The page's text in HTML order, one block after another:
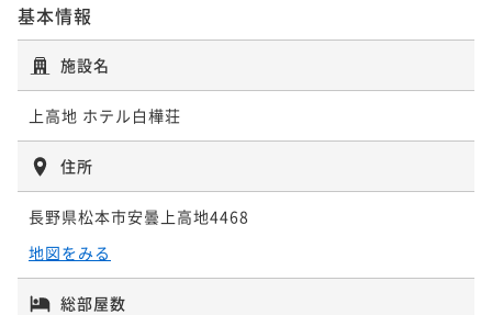
基本情報
施設名
上高地 ホテル白樺荘
住所
長野県松本市安曇上高地4468
地図をみる
総部屋数